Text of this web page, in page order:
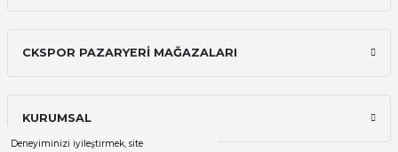
Deneyiminizi iyileştirmek, site
CKSPOR PAZARYERİ MAĞAZALARI
KURUMSAL